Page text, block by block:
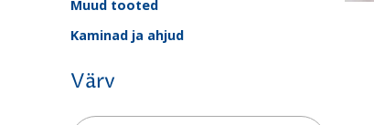
Muud tooted
Kaminad ja ahjud
Värv